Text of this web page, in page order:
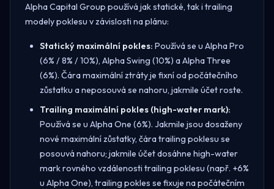
Alpha Capital Group používá jak statické, tak i trailing
modely poklesu v závislosti na plánu:
Statický maximální pokles: Používá se u Alpha Pro
(6% / 8% / 10%), Alpha Swing (10%) a Alpha Three
(6%). Čára maximální ztráty je fixní od počátečního
zůstatku a neposouvá se nahoru, jakmile účet roste.
Trailing maximální pokles (high-water mark):
Používá se u Alpha One (6%). Jakmile jsou dosaženy
nové maximální zůstatky, čára trailing poklesu se
posouvá nahoru; jakmile účet dosáhne high-water
mark rovného vzdálenosti trailing poklesu (např. +6%
u Alpha One), trailing pokles se fixuje na počátečním